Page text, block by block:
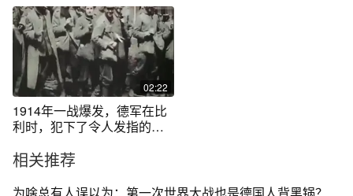
02:22
1914年一战爆发，德军在比
利时，犯下了令人发指的暴
相关推荐